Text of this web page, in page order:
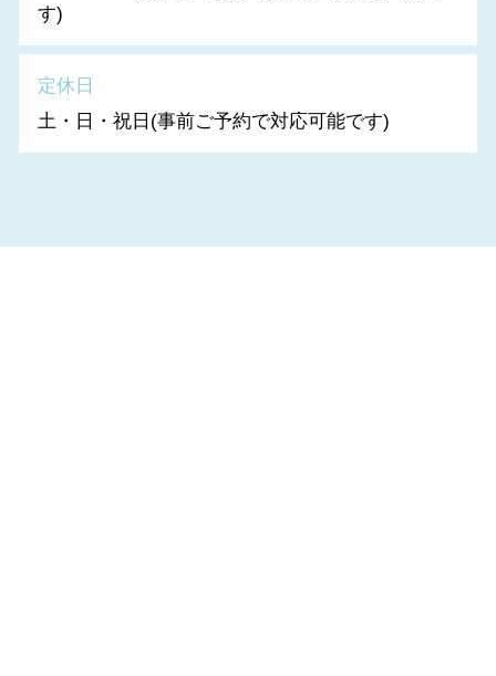
す)
定休日
土・日・祝日(事前ご予約で対応可能です)